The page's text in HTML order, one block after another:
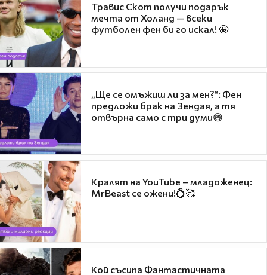
Травис Скот получи подарък
мечта от Холанд — всеки
футболен фен би го искал! 🤩
„Ще се омъжиш ли за мен?“: Фен
предложи брак на Зендая, а тя
отвърна само с три думи😅
Кралят на YouTube – младоженец:
MrBeast се ожени!💍🥰
Кой съсипа Фантастичната